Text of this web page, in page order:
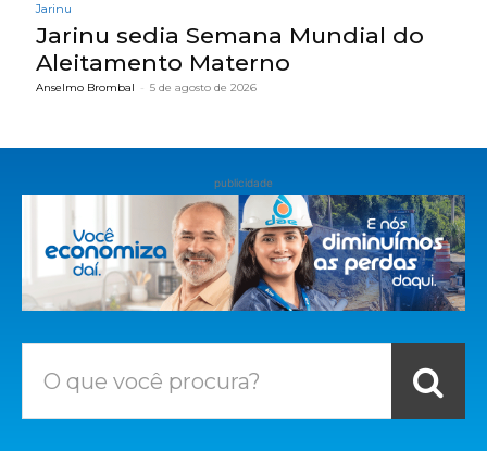
Jarinu
Jarinu sedia Semana Mundial do
Aleitamento Materno
Anselmo Brombal - 5 de agosto de 2026
publicidade
O que você procura?